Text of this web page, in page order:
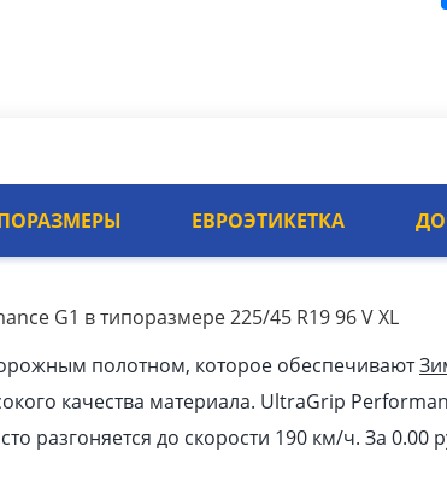
ЕВРОЭТИКЕТКА
G1 в типоразмере 225/45 R19 96 V XL
полотном, которое обеспечивают
качества материала. UltraGrip
разгоняется до скорости 190 км/ч. За 0.00